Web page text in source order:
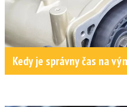
Kedy je správny čas na